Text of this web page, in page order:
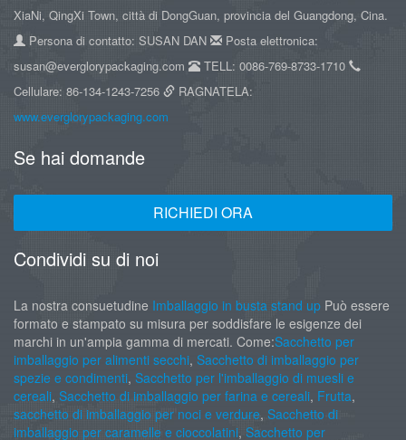
XiaNi, QingXi Town, città di DongGuan, provincia del Guangdong, Cina.
Persona di contatto: SUSAN DAN
Posta elettronica:
susan@everglorypackaging.com
TELL: 0086-769-8733-1710
Cellulare: 86-134-1243-7256
RAGNATELA:
www.everglorypackaging.com
Se hai domande
RICHIEDI ORA
Condividi su di noi
La nostra consuetudine Imballaggio in busta stand up Può essere
formato e stampato su misura per soddisfare le esigenze dei
marchi in un'ampia gamma di mercati. Come:Sacchetto per
imballaggio per alimenti secchi, Sacchetto di imballaggio per
spezie e condimenti, Sacchetto per l'imballaggio di muesli e
cereali, Sacchetto di imballaggio per farina e cereali, Frutta,
sacchetto di imballaggio per noci e verdure, Sacchetto di
imballaggio per caramelle e cioccolatini, Sacchetto per